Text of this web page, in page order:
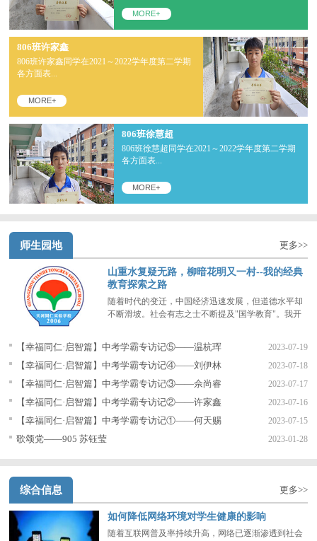
MORE+
806班许家鑫
806班许家鑫同学在2021～2022学年度第二学期
各方面表...
MORE+
806班徐慧超
806班徐慧超同学在2021～2022学年度第二学期
各方面表...
MORE+
师生园地 更多>>
山重水复疑无路，柳暗花明又一村--我的经典
教育探索之路
随着时代的变迁，中国经济迅速发展，但道德水平却
不断滑坡。社会有志之士不断提及"国学教育"。我开
【幸福同仁·启智篇】中考学霸专访记⑤——温杭珲 2023-07-19
【幸福同仁·启智篇】中考学霸专访记④——刘伊林 2023-07-18
【幸福同仁·启智篇】中考学霸专访记③——佘尚睿 2023-07-17
【幸福同仁·启智篇】中考学霸专访记②——许家鑫 2023-07-16
【幸福同仁·启智篇】中考学霸专访记①——何天赐 2023-07-15
歌颂党——905 苏钰莹 2023-01-28
综合信息 更多>>
如何降低网络环境对学生健康的影响
随着互联网普及率持续升高，网络已逐渐渗透到社会